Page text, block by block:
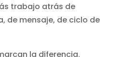
trabajo atrás de
de mensaje, de ciclo de
la diferencia.